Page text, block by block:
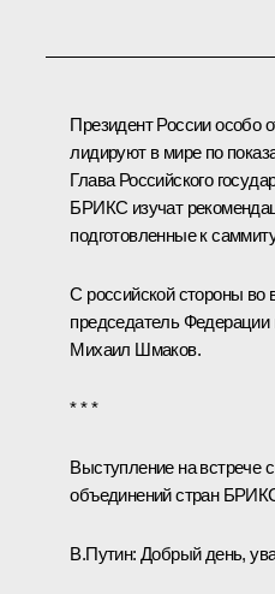
Президент России особо
лидируют в мире по
Глава Российского
БРИКС изучат
подготовленные к
С российской стороны во
председатель
Михаил Шмаков.
* * *
Выступление на встрече
объединений стран
В.Путин: Добрый день,